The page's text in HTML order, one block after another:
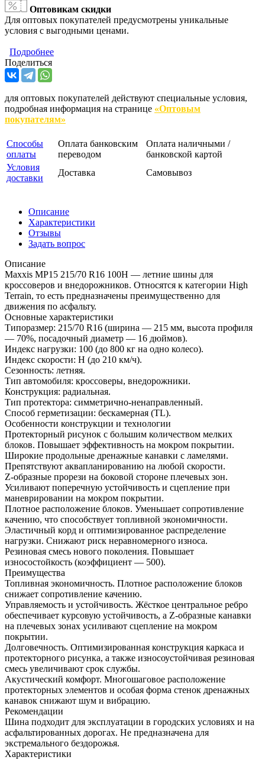
Оптовикам скидки
Для оптовых покупателей предусмотрены уникальные
условия с выгодными ценами.
Подробнее
Поделиться
для оптовых покупателей действуют специальные условия,
подробная информация на странице «Оптовым
покупателям»
Способы
оплаты
Оплата банковским
переводом
Оплата наличными /
банковской картой
Условия
доставки
Доставка Самовывоз
Описание
Характеристики
Отзывы
Задать вопрос
Описание
Maxxis MP15 215/70 R16 100H — летние шины для
кроссоверов и внедорожников. Относятся к категории High
Terrain, то есть предназначены преимущественно для
движения по асфальту.
Основные характеристики
Типоразмер: 215/70 R16 (ширина — 215 мм, высота профиля
— 70%, посадочный диаметр — 16 дюймов).
Индекс нагрузки: 100 (до 800 кг на одно колесо).
Индекс скорости: H (до 210 км/ч).
Сезонность: летняя.
Тип автомобиля: кроссоверы, внедорожники.
Конструкция: радиальная.
Тип протектора: симметрично-ненаправленный.
Способ герметизации: бескамерная (TL).
Особенности конструкции и технологии
Протекторный рисунок с большим количеством мелких
блоков. Повышает эффективность на мокром покрытии.
Широкие продольные дренажные канавки с ламелями.
Препятствуют аквапланированию на любой скорости.
Z-образные прорези на боковой стороне плечевых зон.
Усиливают поперечную устойчивость и сцепление при
маневрировании на мокром покрытии.
Плотное расположение блоков. Уменьшает сопротивление
качению, что способствует топливной экономичности.
Эластичный корд и оптимизированное распределение
нагрузки. Снижают риск неравномерного износа.
Резиновая смесь нового поколения. Повышает
износостойкость (коэффициент — 500).
Преимущества
Топливная экономичность. Плотное расположение блоков
снижает сопротивление качению.
Управляемость и устойчивость. Жёсткое центральное ребро
обеспечивает курсовую устойчивость, а Z-образные канавки
на плечевых зонах усиливают сцепление на мокром
покрытии.
Долговечность. Оптимизированная конструкция каркаса и
протекторного рисунка, а также износоустойчивая резиновая
смесь увеличивают срок службы.
Акустический комфорт. Многошаговое расположение
протекторных элементов и особая форма стенок дренажных
канавок снижают шум и вибрацию.
Рекомендации
Шина подходит для эксплуатации в городских условиях и на
асфальтированных дорогах. Не предназначена для
экстремального бездорожья.
Характеристики